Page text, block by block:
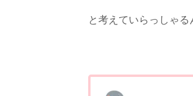
と考えていらっしゃる